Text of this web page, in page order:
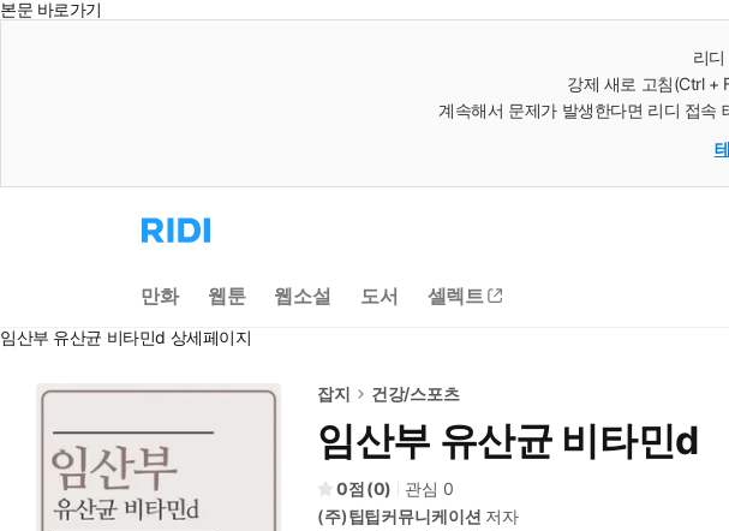
본문 바로가기
리
강제 새로 고침(Ctrl +
계속해서 문제가 발생한다면 리디 접속
리
디
으
로
동
만화 웹툰 웹소설 도서 셀렉트
임산부 유산균 비타민d 상세페이지
잡지 건강/스포츠
임산부 유산균 비타민d
0 (0) 관심 0
(주)팁팁커뮤니케이션 저자